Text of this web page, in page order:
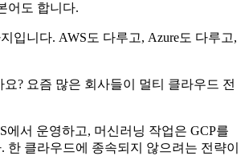
어도 합니다.
입니다. AWS도 다루고, Azure도 다루고,
? 요즘 많은 회사들이 멀티 클라우드 전
에서 운영하고, 머신러닝 작업은 GCP를
한 클라우드에 종속되지 않으려는 전략이